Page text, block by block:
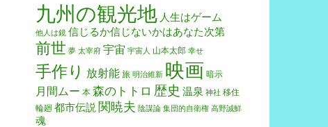
九州の観光地 人生はゲーム
他人は鏡 信じるか信じないかはあなた次第
前世 夢 太宰府 宇宙 宇宙人 山本太郎 幸せ
手作り 放射能 旅 明治維新 映画 暗示
月間ムー 本 森のトトロ 歴史 温泉 神社 移住
輪廻 都市伝説 関暁夫 陰謀論 集団的自衛権 高野誠鮮
魂